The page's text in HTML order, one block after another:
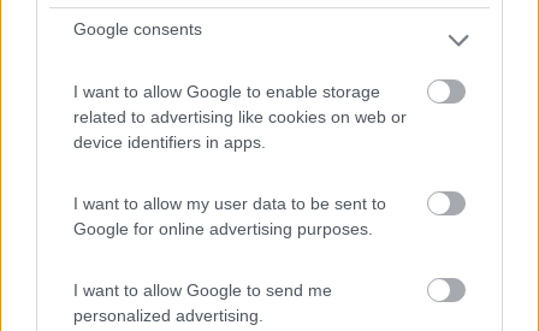
Google consents
I want to allow Google to enable storage
related to advertising like cookies on web or
device identifiers in apps.
I want to allow my user data to be sent to
Google for online advertising purposes.
I want to allow Google to send me
personalized advertising.
Area di sosta (PS+CS)